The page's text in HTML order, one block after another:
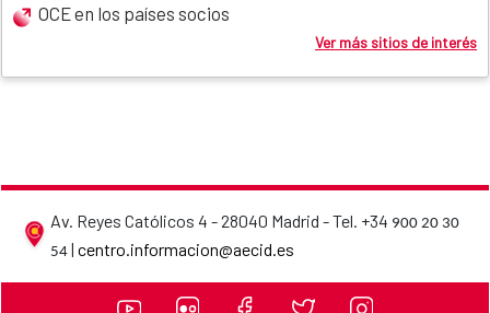
OCE en los países socios
Ver más sitios de interés
Av. Reyes Católicos 4 - 28040 Madrid - Tel. +34 900 20 30
54 | centro.informacion@aecid.esAECID contact details